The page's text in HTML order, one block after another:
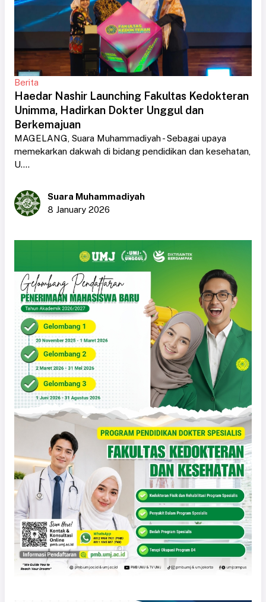
Berita
Haedar Nashir Launching Fakultas Kedokteran
Unimma, Hadirkan Dokter Unggul dan
Berkemajuan
MAGELANG, Suara Muhammadiyah - Sebagai upaya
memekarkan dakwah di bidang pendidikan dan kesehatan,
U....
Suara Muhammadiyah
8 January 2026